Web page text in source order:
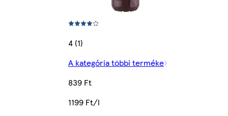
4 (1)
A kategória többi terméke
839 Ft
1199 Ft/l